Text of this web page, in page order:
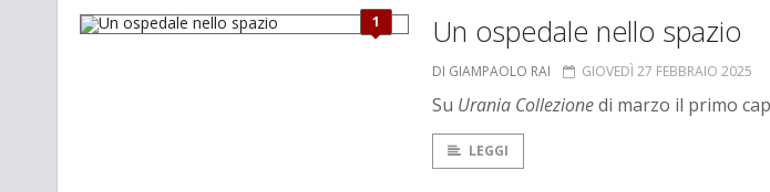
1 Un ospedale nello spazio
DI GIAMPAOLO RAI GIOVEDÌ 27 FEBBRAIO 2025
Su Urania Collezionedi marzo il primo
LEGGI